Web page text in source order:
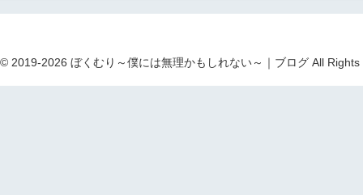
2019-2026 ぼくむり～僕には無理かもしれない～｜ブログ All Rights